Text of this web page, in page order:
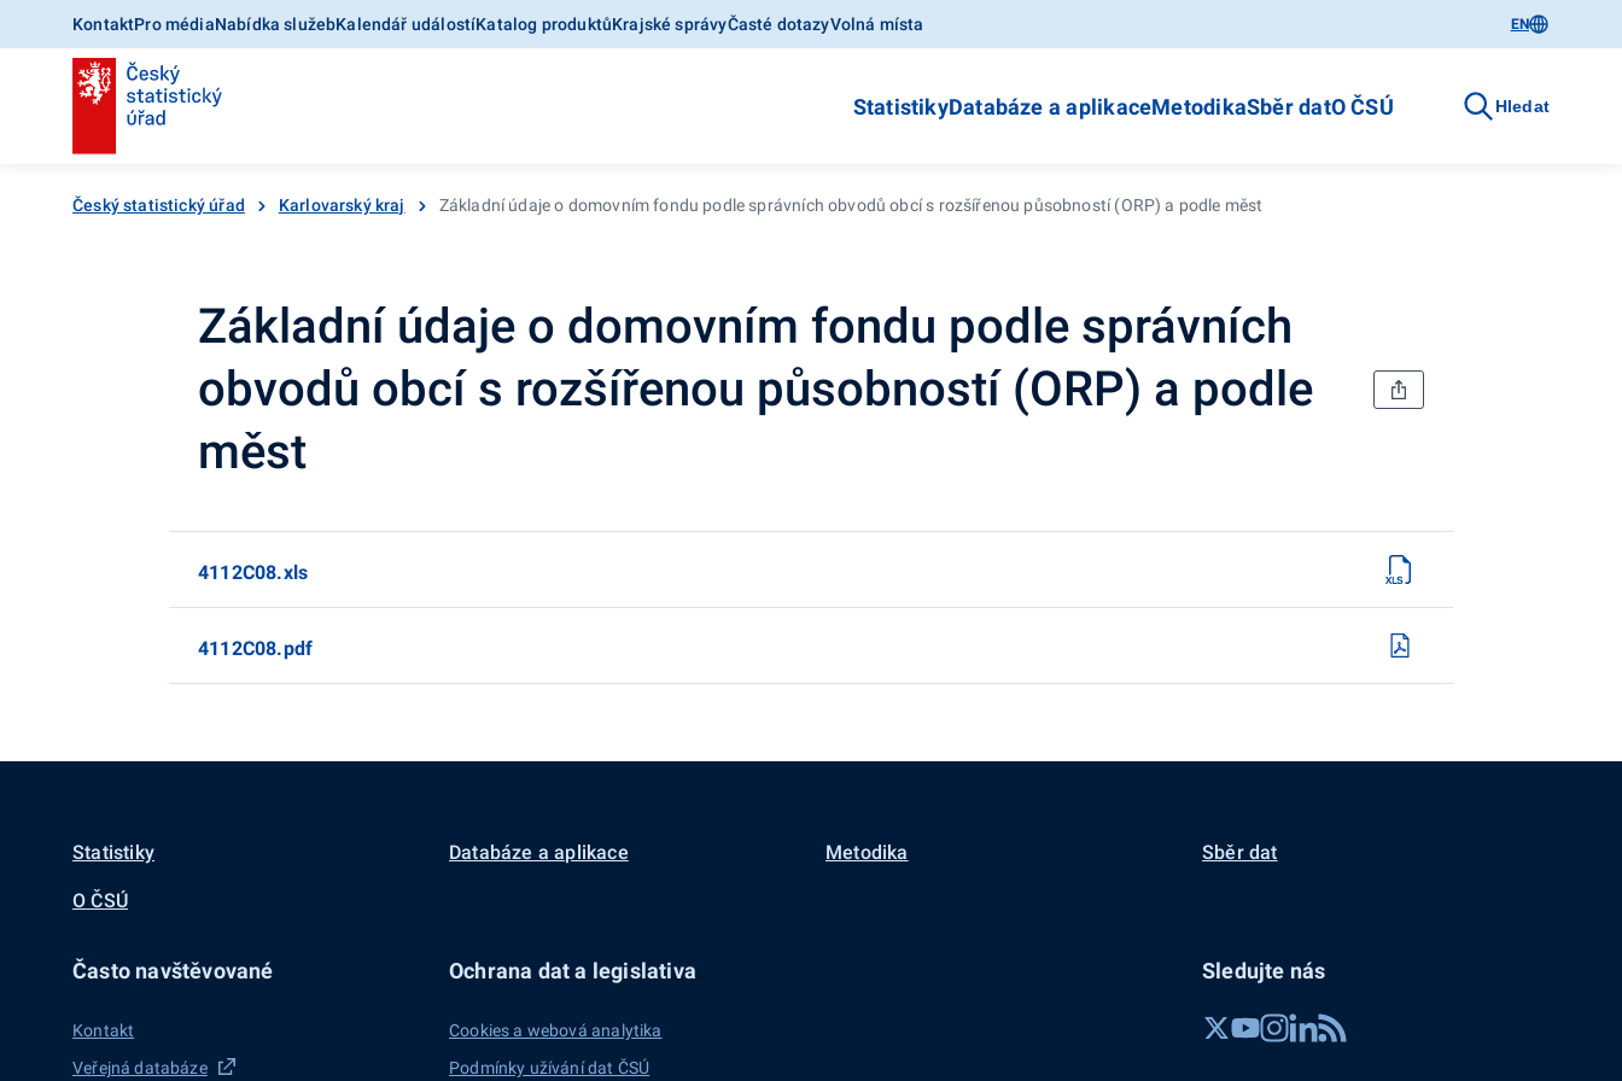
KontaktPro médiaNabídka služebKalendář událostíKatalog produktůKrajské správyČasté dotazyVolná místa EN
StatistikyDatabáze a aplikaceMetodikaSběr datO ČSÚ Hledat
Český statistický úřad Karlovarský kraj Základní údaje o domovním fondu podle správních obvodů obcí s rozšířenou působností (ORP) a podle měst
Základní údaje o domovním fondu podle správních
obvodů obcí s rozšířenou působností (ORP) a podle
měst
4112C08.xls
4112C08.pdf
Statistiky Databáze a aplikace Metodika Sběr dat
O ČSÚ
Často navštěvované
Kontakt
Veřejná databáze
Ochrana dat a legislativa
Cookies a webová analytika
Podmínky užívání dat ČSÚ
Sledujte nás